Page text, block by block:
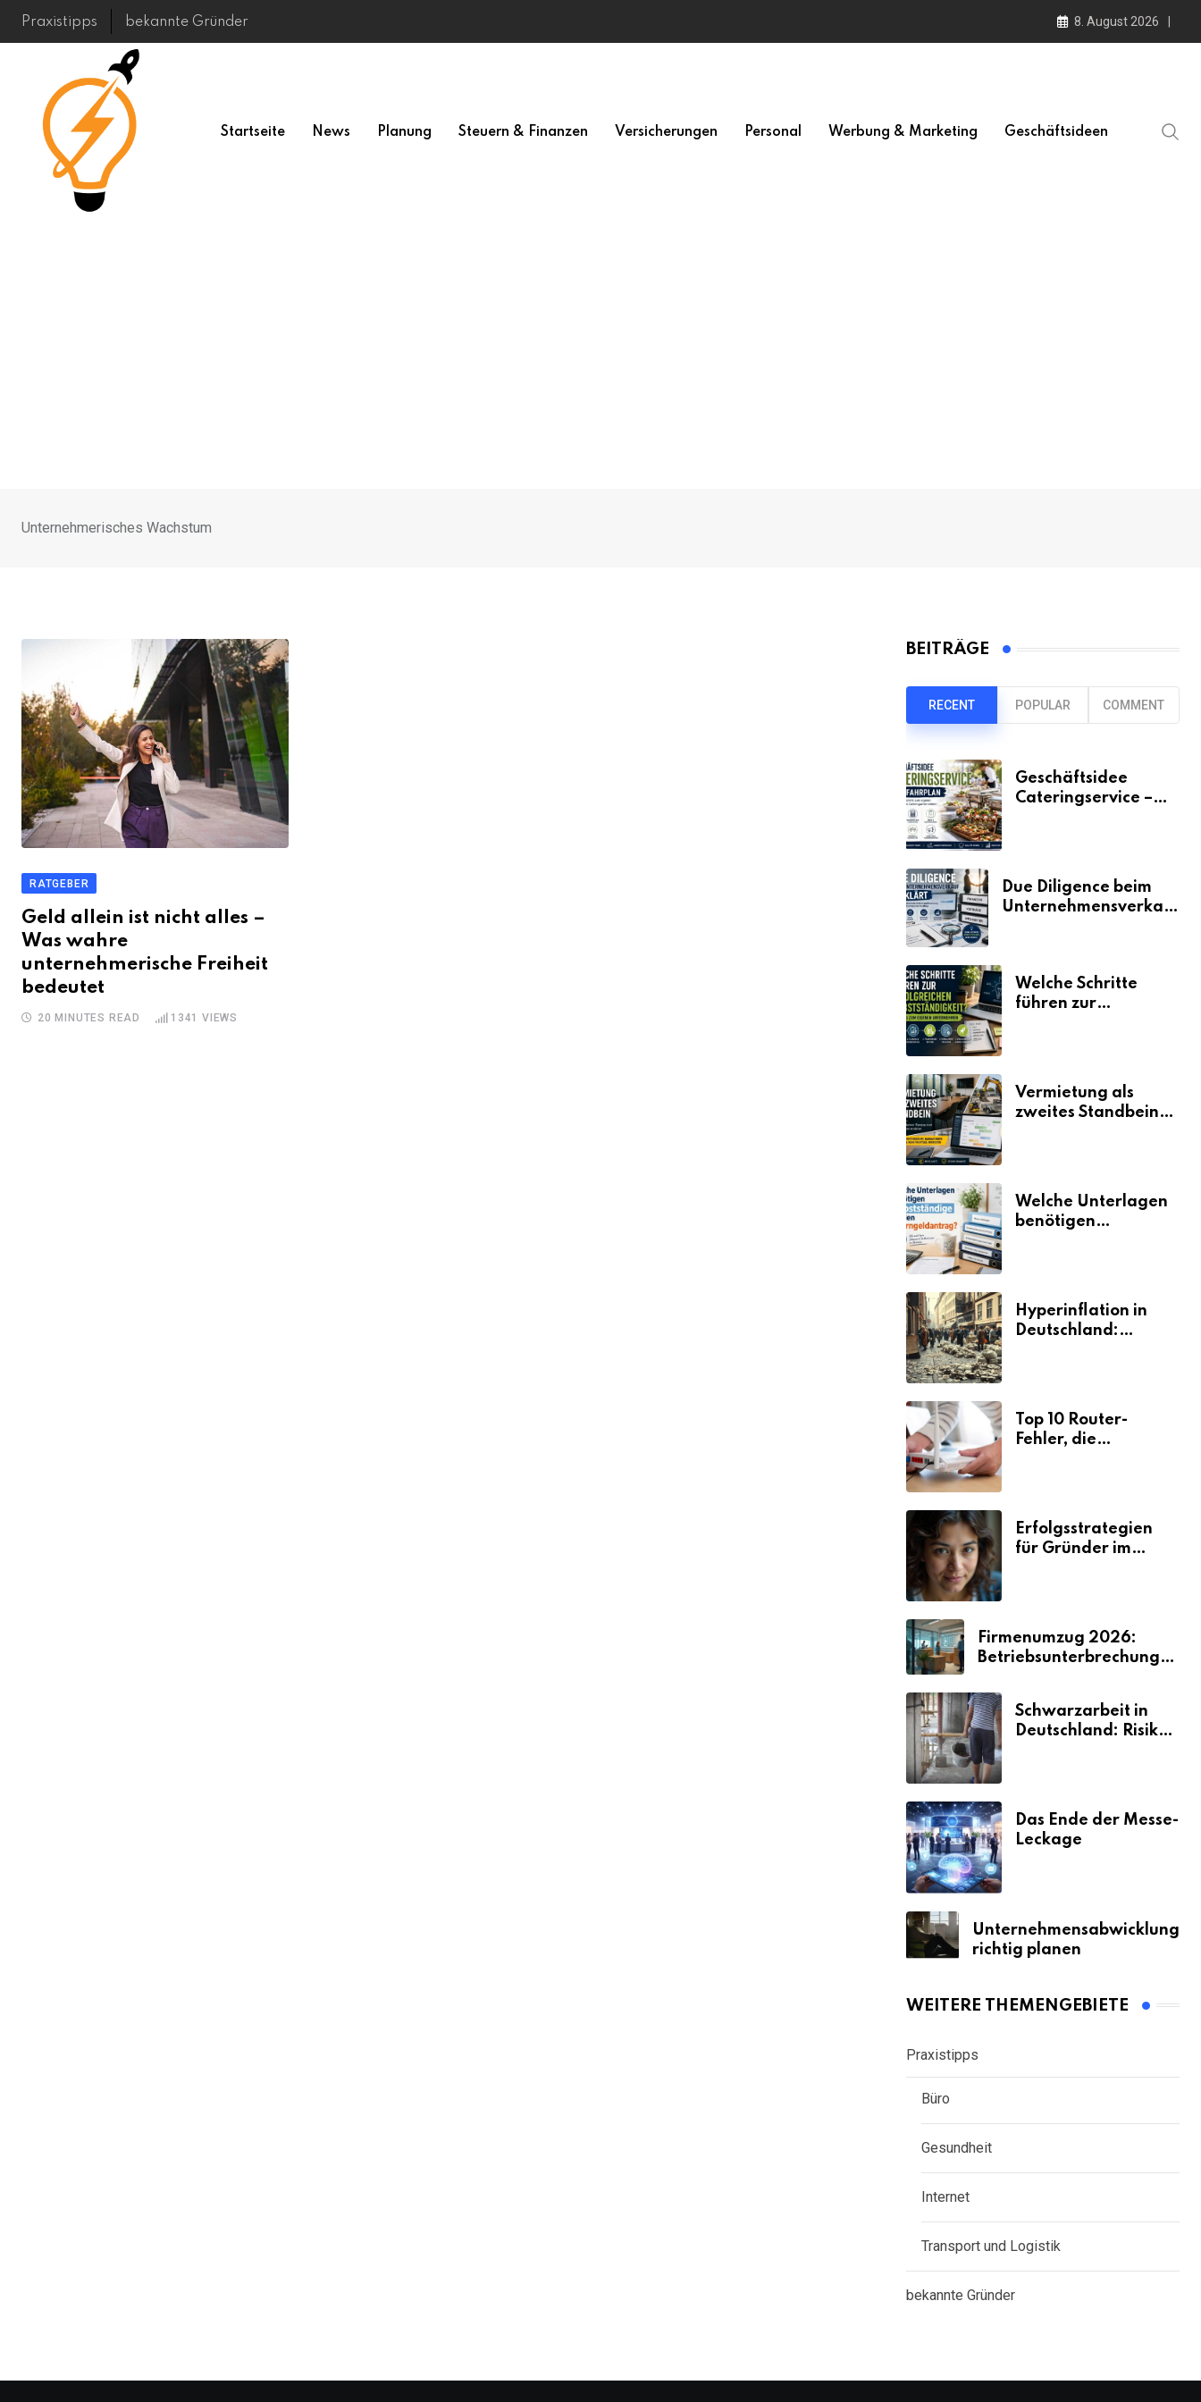
Skip
Praxistipps bekannte Gründer 8. August 2026
Startseite News Planung Steuern & Finanzen Versicherungen Personal Werbung & Marketing Geschäftsideen
Unternehmerisches Wachstum
RATGEBER
Geld allein ist nicht alles –
Was wahre
unternehmerische Freiheit
bedeutet
20 MINUTES READ 1341 VIEWS
BEITRÄGE
RECENT POPULAR COMMENT
Geschäftsidee
Cateringservice –
Due Diligence beim
Unternehmensverkauf
Welche Schritte
führen zur
Vermietung als
zweites Standbein:
Umsätze machen
Welche Unterlagen
benötigen
Hyperinflation in
Deutschland:
Top 10 Router-
Fehler, die
Erfolgsstrategien
für Gründer im
Firmenumzug 2026:
Betriebsunterbrechungen
Schwarzarbeit in
Deutschland: Risiken
Das Ende der Messe-
Leckage
Unternehmensabwicklung
richtig planen
WEITERE THEMENGEBIETE
Praxistipps
Büro
Gesundheit
Internet
Transport und Logistik
bekannte Gründer